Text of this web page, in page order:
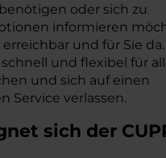
oder sich zu
informieren
und für Sie da.
und flexibel für
und sich auf einen
Service verlassen.
sich der